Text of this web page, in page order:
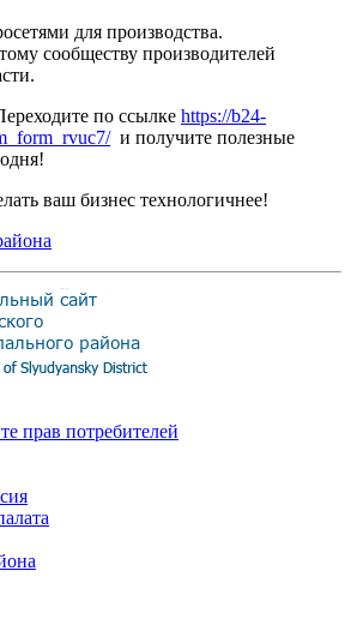
для производства.
сообществу производителей
по ссылке https://b24-
и получите полезные
ваш бизнес технологичнее!
прав потребителей